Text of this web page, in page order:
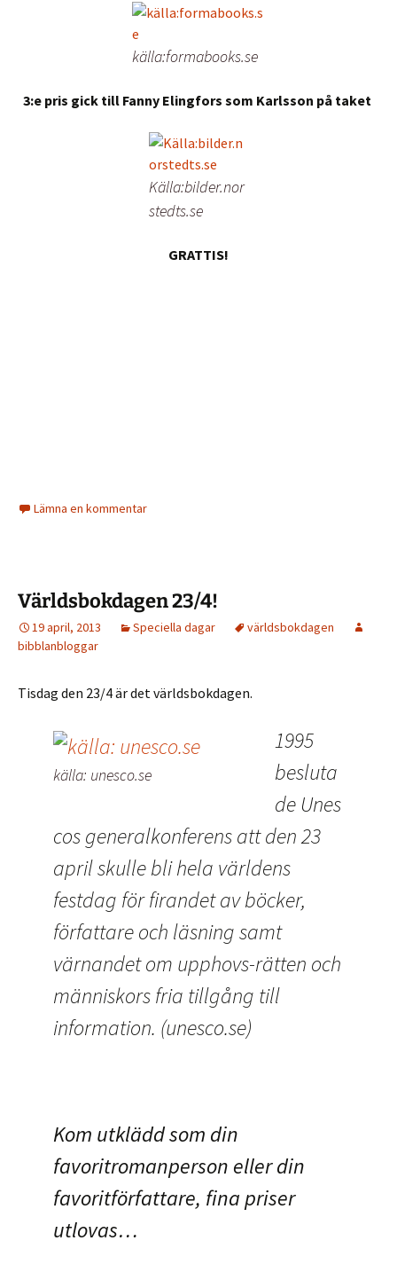
källa:formabooks.se
3:e pris gick till Fanny Elingfors som Karlsson på taket
Källa:bilder.nor
stedts.se
GRATTIS!
Lämna en kommentar
Världsbokdagen 23/4!
19 april, 2013 Speciella dagar
världsbokdagen
bibblanbloggar
Tisdag den 23/4 är det världsbokdagen.
källa: unesco.se
1995
besluta
de Unes
cos generalkonferens att den 23
april skulle bli hela världens
festdag för firandet av böcker,
författare och läsning samt
värnandet om upphovs-rätten och
människors fria tillgång till
information. (unesco.se)
Kom utklädd som din
favoritromanperson eller din
favoritförfattare, fina priser
utlovas…